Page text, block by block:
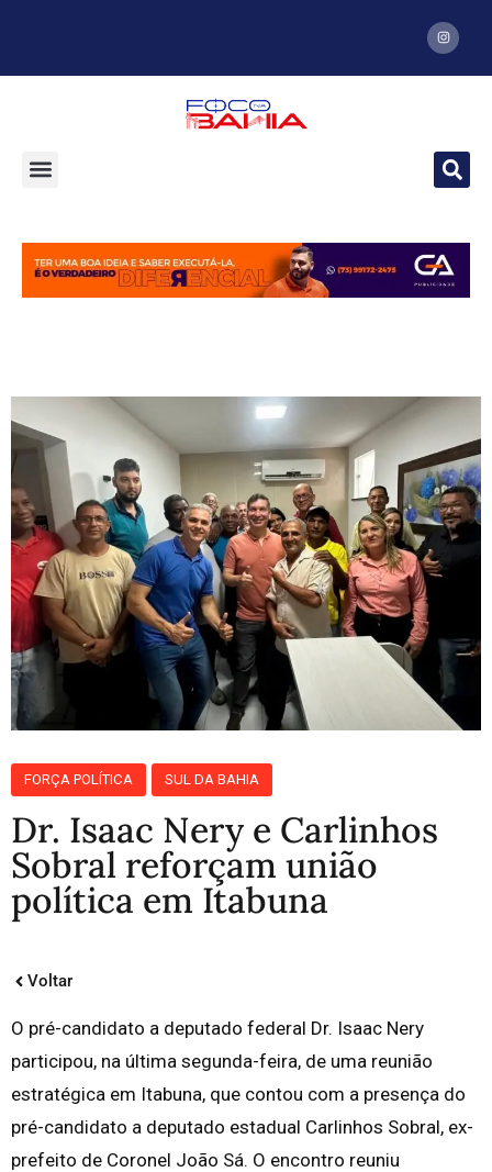
FORÇA POLÍTICA SUL DA BAHIA
Dr. Isaac Nery e Carlinhos
Sobral reforçam união
política em Itabuna
Voltar
O pré-candidato a deputado federal Dr. Isaac Nery
participou, na última segunda-feira, de uma reunião
estratégica em Itabuna, que contou com a presença do
pré-candidato a deputado estadual Carlinhos Sobral, ex-
prefeito de Coronel João Sá. O encontro reuniu